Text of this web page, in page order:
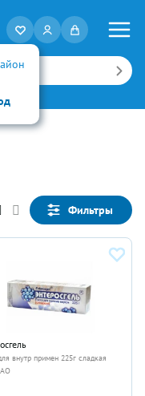
Фильтры
внутр примен 225г сладкая
Силма АО